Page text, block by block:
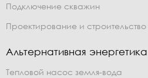
Подключение скважин
Проектирование и
Альтернативная энергетика
Тепловой насос земля-вода